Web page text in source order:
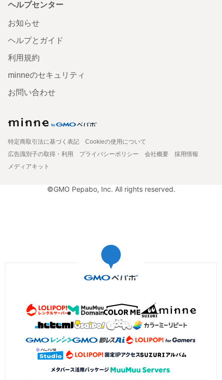
ヘルプセンター
お知らせ
ヘルプとガイド
利用規約
minneのセキュリティ
お問い合わせ
特定商取引法に基づく表記
Cookieの使用について
広告識別子の取得・利用
プライバシーポリシー 会社概要
採用情報
メディアキット
©GMO Pepabo, Inc. All rights reserved.